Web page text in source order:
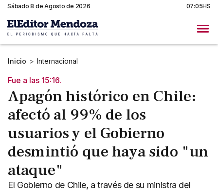
Sábado 8 de Agosto de 2026 07:05HS
Inicio > Internacional
Fue a las 15:16.
Apagón histórico en Chile:
afectó al 99% de los
usuarios y el Gobierno
desmintió que haya sido "un
ataque"
El Gobierno de Chile, a través de su ministra del